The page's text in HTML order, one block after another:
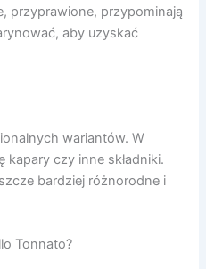
przyprawione, przypominają
aby uzyskać
wariantów. W
kapary czy inne składniki.
bardziej różnorodne i
Tonnato?